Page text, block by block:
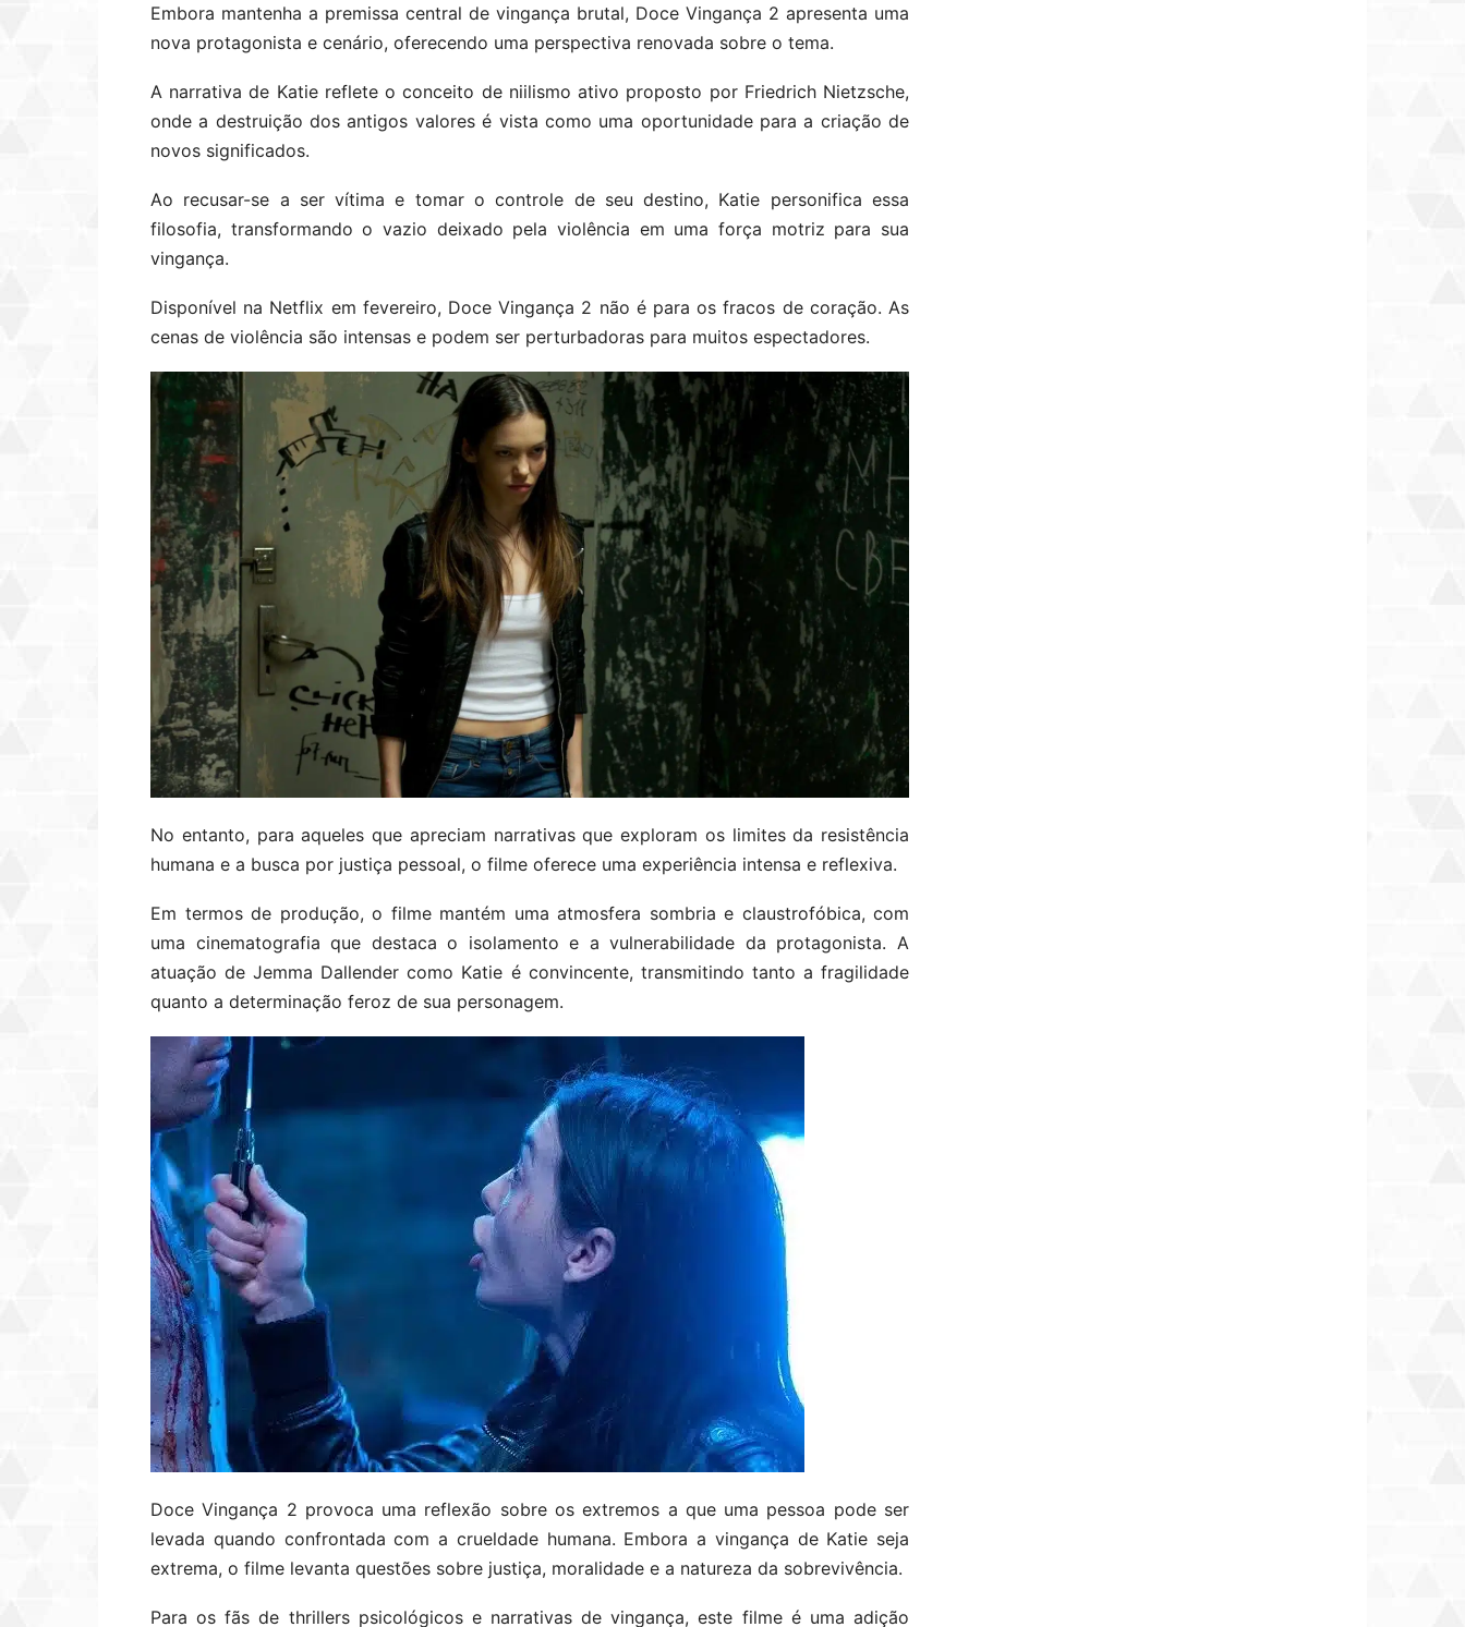
Embora mantenha a premissa central de vingança brutal, Doce Vingança 2 apresenta uma
nova protagonista e cenário, oferecendo uma perspectiva renovada sobre o tema.
A narrativa de Katie reflete o conceito de niilismo ativo proposto por Friedrich Nietzsche,
onde a destruição dos antigos valores é vista como uma oportunidade para a criação de
novos significados.
Ao recusar-se a ser vítima e tomar o controle de seu destino, Katie personifica essa
filosofia, transformando o vazio deixado pela violência em uma força motriz para sua
vingança.
Disponível na Netflix em fevereiro, Doce Vingança 2 não é para os fracos de coração. As
cenas de violência são intensas e podem ser perturbadoras para muitos espectadores.
No entanto, para aqueles que apreciam narrativas que exploram os limites da resistência
humana e a busca por justiça pessoal, o filme oferece uma experiência intensa e reflexiva.
Em termos de produção, o filme mantém uma atmosfera sombria e claustrofóbica, com
uma cinematografia que destaca o isolamento e a vulnerabilidade da protagonista. A
atuação de Jemma Dallender como Katie é convincente, transmitindo tanto a fragilidade
quanto a determinação feroz de sua personagem.
Doce Vingança 2 provoca uma reflexão sobre os extremos a que uma pessoa pode ser
levada quando confrontada com a crueldade humana. Embora a vingança de Katie seja
extrema, o filme levanta questões sobre justiça, moralidade e a natureza da sobrevivência.
Para os fãs de thrillers psicológicos e narrativas de vingança, este filme é uma adição